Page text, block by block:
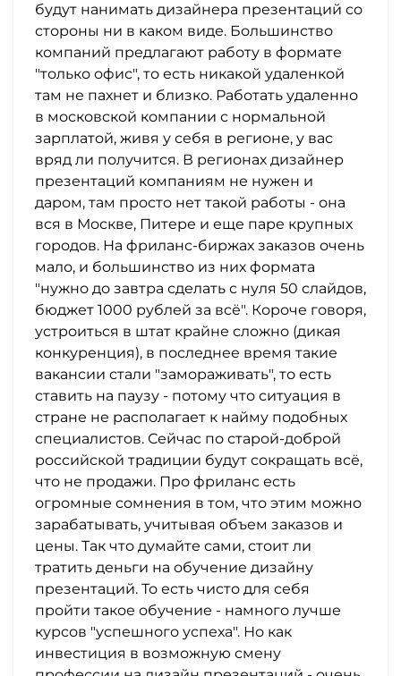
будут нанимать дизайнера презентаций со
стороны ни в каком виде. Большинство
компаний предлагают работу в формате
"только офис", то есть никакой удаленкой
там не пахнет и близко. Работать удаленно
в московской компании с нормальной
зарплатой, живя у себя в регионе, у вас
вряд ли получится. В регионах дизайнер
презентаций компаниям не нужен и
даром, там просто нет такой работы - она
вся в Москве, Питере и еще паре крупных
городов. На фриланс-биржах заказов очень
мало, и большинство из них формата
"нужно до завтра сделать с нуля 50 слайдов,
бюджет 1000 рублей за всё". Короче говоря,
устроиться в штат крайне сложно (дикая
конкуренция), в последнее время такие
вакансии стали "замораживать", то есть
ставить на паузу - потому что ситуация в
стране не располагает к найму подобных
специалистов. Сейчас по старой-доброй
российской традиции будут сокращать всё,
что не продажи. Про фриланс есть
огромные сомнения в том, что этим можно
зарабатывать, учитывая объем заказов и
цены. Так что думайте сами, стоит ли
тратить деньги на обучение дизайну
презентаций. То есть чисто для себя
пройти такое обучение - намного лучше
курсов "успешного успеха". Но как
инвестиция в возможную смену